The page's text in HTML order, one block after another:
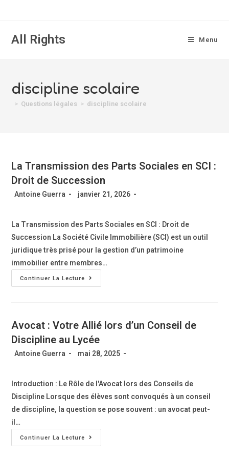
All Rights Menu
discipline scolaire
> Questions légales > discipline scolaire
La Transmission des Parts Sociales en SCI :
Droit de Succession
Antoine Guerra janvier 21, 2026
La Transmission des Parts Sociales en SCI : Droit de
Succession La Société Civile Immobilière (SCI) est un outil
juridique très prisé pour la gestion d’un patrimoine
immobilier entre membres…
Continuer La Lecture
Avocat : Votre Allié lors d’un Conseil de
Discipline au Lycée
Antoine Guerra mai 28, 2025
Introduction : Le Rôle de l'Avocat lors des Conseils de
Discipline Lorsque des élèves sont convoqués à un conseil
de discipline, la question se pose souvent : un avocat peut-
il…
Continuer La Lecture